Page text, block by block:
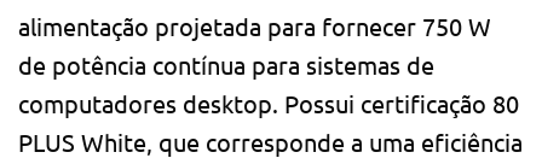
alimentação projetada para fornecer 750 W
de potência contínua para sistemas de
computadores desktop. Possui certificação 80
PLUS White, que corresponde a uma eficiência